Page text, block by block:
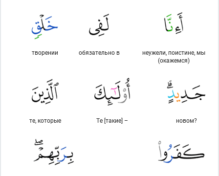
неужели, поистине, мы
(окажемся)
обязательно в
творении
новом?
Те [такие] –
те, которые